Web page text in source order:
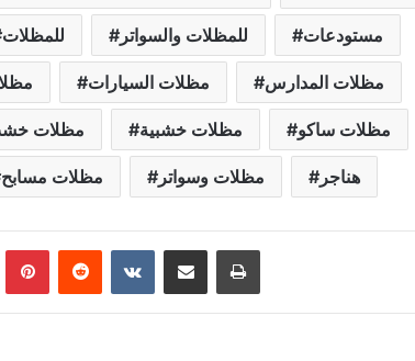
للمظلات للمظلات والسواتر مستودعات
مظلات السيارات مظلات المدارس
مظلات مظلات خشبية مظلات ساكو
مظلات مسابح مظلات وسواتر هناجر
PinterestReddit VKontakteShare via Email Print